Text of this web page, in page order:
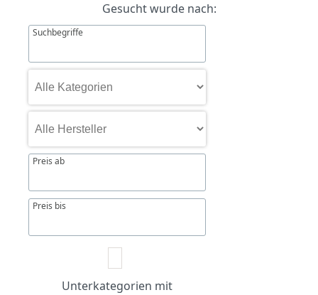
Gesucht wurde nach:
Suchbegriffe
Preis ab
Preis bis
Unterkategorien mit